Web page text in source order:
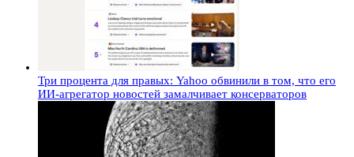
Три процента для правых: Yahoo обвинили в том, что его
ИИ-агрегатор новостей замалчивает консерваторов